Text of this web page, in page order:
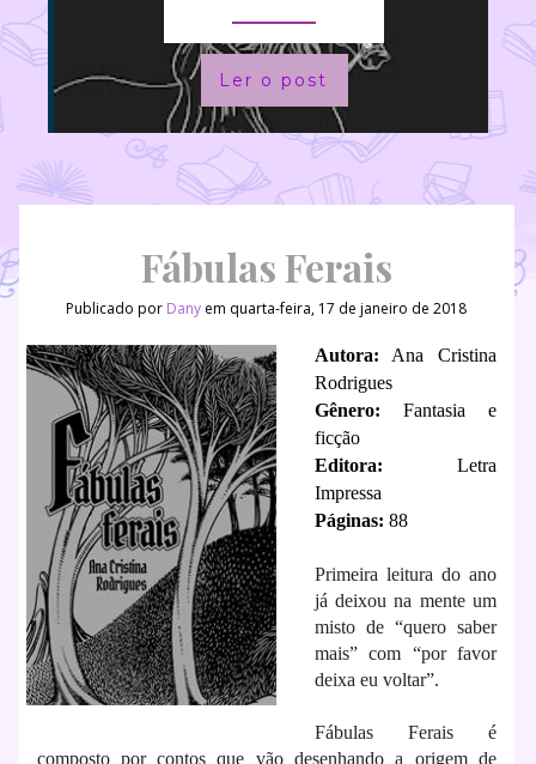
Ler o post
Fábulas Ferais
Publicado por Dany em quarta-feira, 17 de janeiro de 2018
Autora: Ana Cristina
Rodrigues
Gênero: Fantasia e
ficção
Editora: Letra
Impressa
Páginas: 88
Primeira leitura do ano
já deixou na mente um
misto de “quero saber
mais” com “por favor
deixa eu voltar”.
Fábulas Ferais é
composto por contos que vão desenhando a origem de